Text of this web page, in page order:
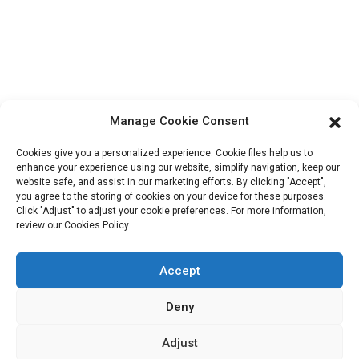
+86 13410678885
Newsletter
Inserisci la tua email e ti invieremo le ultime informazioni sui piani.
diritti riservati
Manage Cookie Consent
Cookies give you a personalized experience. Cookie files help us to
enhance your experience using our website, simplify navigation, keep our
website safe, and assist in our marketing efforts. By clicking "Accept",
you agree to the storing of cookies on your device for these purposes.
Click "Adjust" to adjust your cookie preferences. For more information,
review our Cookies Policy.
Accept
Deny
Adjust